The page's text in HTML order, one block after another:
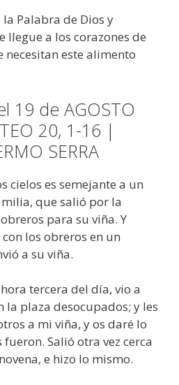
Palabra de Dios y
a los corazones de
este alimento
19 de AGOSTO
20, 1-16 |
SERRA
cielos es semejante a un
que salió por la
para su viña. Y
los obreros en un
a su viña.
tercera del día, vio a
la plaza desocupados; y les
a mi viña, y os daré lo
Salió otra vez cerca
e hizo lo mismo.